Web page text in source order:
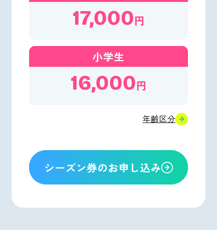
17,000円
小学生
16,000円
年齢区分
シーズン券のお申し込み